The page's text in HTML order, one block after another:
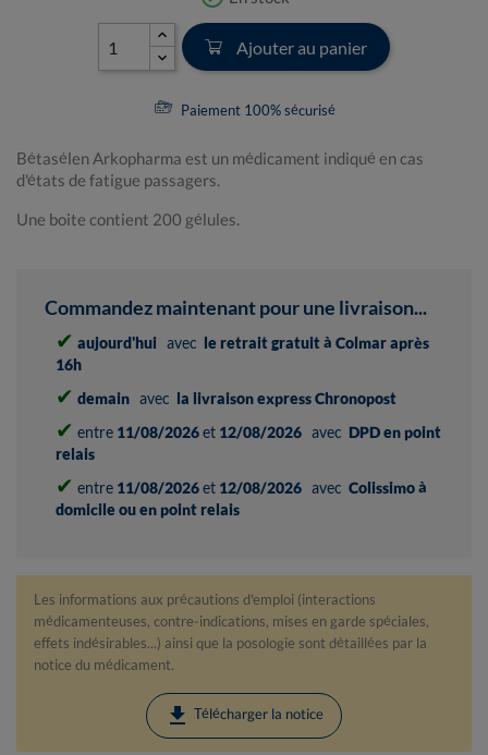
Ajouter au panier
Paiement 100% sécurisé
Bétasélen Arkopharma est un médicament indiqué en cas
d'états de fatigue passagers.
Une boite contient 200 gélules.
Commandez maintenant pour une livraison...
✔ aujourd'hui avec le retrait gratuit à Colmar après
16h
✔ demain avec la livraison express Chronopost
✔ entre 11/08/2026et 12/08/2026 avec DPD en point
relais
✔ entre 11/08/2026et 12/08/2026 avec Colissimo à
domicile ou en point relais
Les informations aux précautions d'emploi (interactions
médicamenteuses, contre-indications, mises en garde spéciales,
effets indésirables...) ainsi que la posologie sont détaillées par la
notice du médicament.
download Télécharger la notice